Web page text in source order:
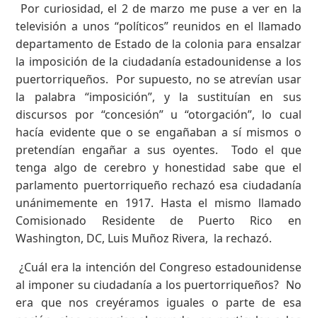
Por curiosidad, el 2 de marzo me puse a ver en la
televisión a unos “políticos” reunidos en el llamado
departamento de Estado de la colonia para ensalzar
la imposición de la ciudadanía estadounidense a los
puertorriqueños. Por supuesto, no se atrevían usar
la palabra “imposición”, y la sustituían en sus
discursos por “concesión” u “otorgación”, lo cual
hacía evidente que o se engañaban a sí mismos o
pretendían engañar a sus oyentes. Todo el que
tenga algo de cerebro y honestidad sabe que el
parlamento puertorriqueño rechazó esa ciudadanía
unánimemente en 1917. Hasta el mismo llamado
Comisionado Residente de Puerto Rico en
Washington, DC, Luis Muñoz Rivera, la rechazó.
¿Cuál era la intención del Congreso estadounidense
al imponer su ciudadanía a los puertorriqueños? No
era que nos creyéramos iguales o parte de esa